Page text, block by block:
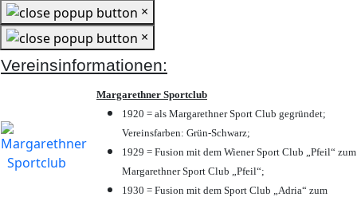
×
×
Vereinsinformationen:
Margarethner Sportclub
1920 = als Margarethner Sport Club gegründet;
Vereinsfarben: Grün-Schwarz;
1929 = Fusion mit dem Wiener Sport Club „Pfeil“ zum
Margarethner Sport Club „Pfeil“;
1930 = Fusion mit dem Sport Club „Adria“ zum